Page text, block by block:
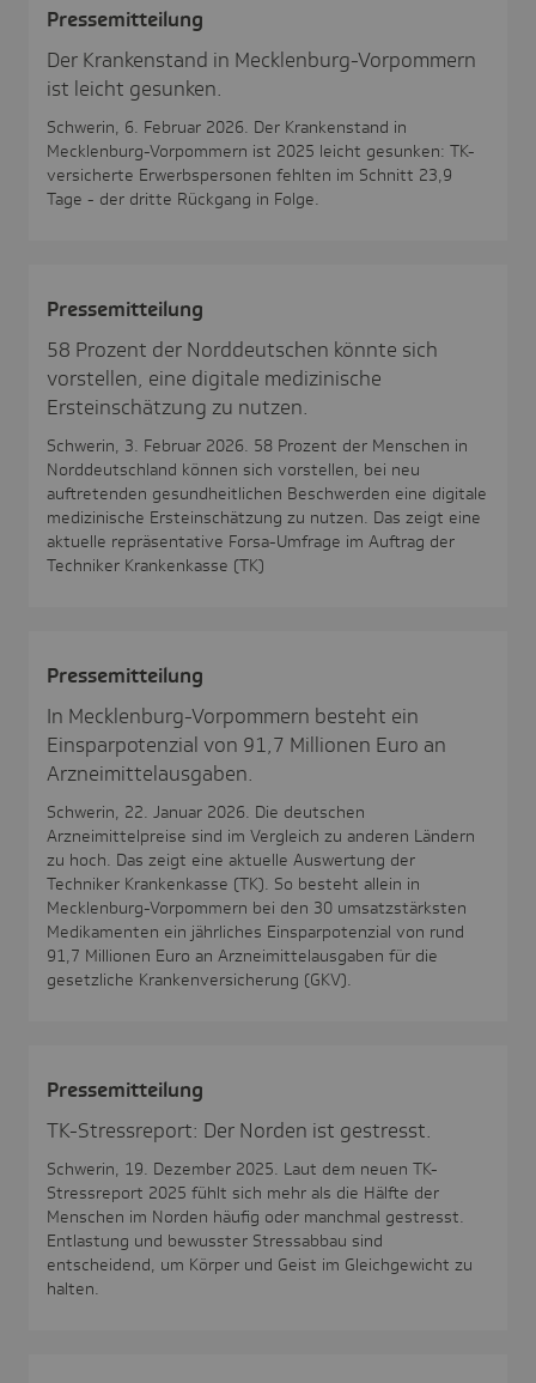
Pres­se­mit­tei­lung
Der Krankenstand in Mecklenburg-Vorpommern
ist leicht gesunken.
Schwerin, 6. Februar 2026. Der Krankenstand in
Mecklenburg-Vorpommern ist 2025 leicht gesunken: TK-
versicherte Erwerbspersonen fehlten im Schnitt 23,9
Tage - der dritte Rückgang in Folge.
Pres­se­mit­tei­lung
58 Prozent der Norddeutschen könnte sich
vorstellen, eine digitale medizinische
Ersteinschätzung zu nutzen.
Schwerin, 3. Februar 2026. 58 Prozent der Menschen in
Norddeutschland können sich vorstellen, bei neu
auftretenden gesundheitlichen Beschwerden eine digitale
medizinische Ersteinschätzung zu nutzen. Das zeigt eine
aktuelle repräsentative Forsa-Umfrage im Auftrag der
Techniker Krankenkasse (TK)
Pres­se­mit­tei­lung
In Mecklenburg-Vorpommern besteht ein
Einsparpotenzial von 91,7 Millionen Euro an
Arzneimittelausgaben.
Schwerin, 22. Januar 2026. Die deutschen
Arzneimittelpreise sind im Vergleich zu anderen Ländern
zu hoch. Das zeigt eine aktuelle Auswertung der
Techniker Krankenkasse (TK). So besteht allein in
Mecklenburg-Vorpommern bei den 30 umsatzstärksten
Medikamenten ein jährliches Einsparpotenzial von rund
91,7 Millionen Euro an Arzneimittelausgaben für die
gesetzliche Krankenversicherung (GKV).
Pres­se­mit­tei­lung
TK-Stressreport: Der Norden ist gestresst.
Schwerin, 19. Dezember 2025. Laut dem neuen TK-
Stressreport 2025 fühlt sich mehr als die Hälfte der
Menschen im Norden häufig oder manchmal gestresst.
Entlastung und bewusster Stressabbau sind
entscheidend, um Körper und Geist im Gleichgewicht zu
halten.